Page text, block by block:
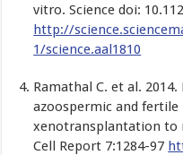
vitro. Science doi:
http://
1/science.aal1810
Ramathal C. et al.
azoospermic and
xenotransplantation to
Cell Report 7:1284-97